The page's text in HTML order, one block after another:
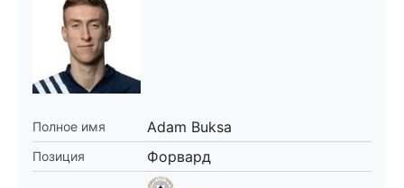
Полное имя Adam Buksa
Позиция Форвард